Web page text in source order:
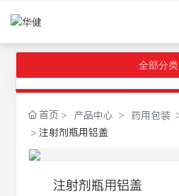
全部分类
首页 产品中心 药用包装
注射剂瓶用铝盖
注射剂瓶用铝盖